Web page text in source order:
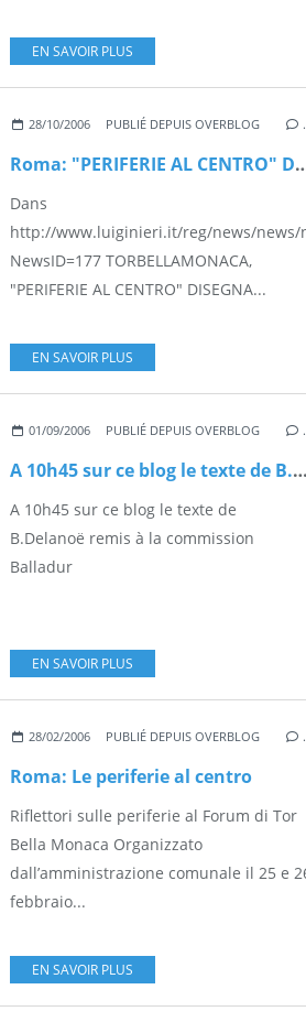
EN SAVOIR PLUS
28/10/2006 PUBLIÉ DEPUIS OVERBLOG
Roma: "PERIFERIE AL
Dans
http://www.luiginieri.it/reg/news/news/
NewsID=177 TORBELLAMONACA,
"PERIFERIE AL CENTRO" DISEGNA...
EN SAVOIR PLUS
01/09/2006 PUBLIÉ DEPUIS OVERBLOG
A 10h45 sur ce blog le texte de B.Delanoë remis à la commission Balladur
A 10h45 sur ce blog le texte de
B.Delanoë remis à la commission
Balladur
EN SAVOIR PLUS
28/02/2006 PUBLIÉ DEPUIS OVERBLOG
Roma: Le periferie al centro
Riflettori sulle periferie al Forum di Tor
Bella Monaca Organizzato
dall’amministrazione comunale il 25 e
febbraio...
EN SAVOIR PLUS